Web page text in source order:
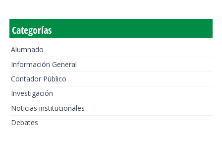
Categorías
Alumnado
Información General
Contador Público
Investigación
Noticias institucionales
Debates